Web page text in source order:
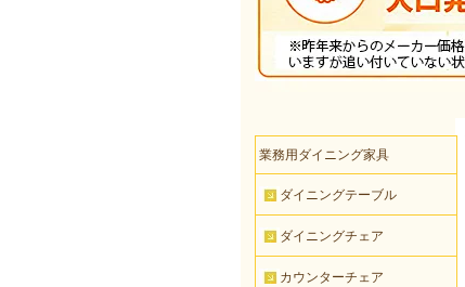
業務用ダイニング家具
ダイニングテーブル
ダイニングチェア
カウンターチェア